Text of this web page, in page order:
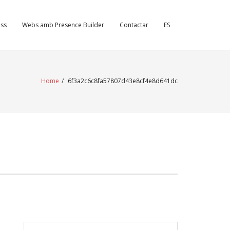
Webs amb Presence Builder Contactar ES
Home / 6f3a2c6c8fa57807d43e8cf4e8d641dc